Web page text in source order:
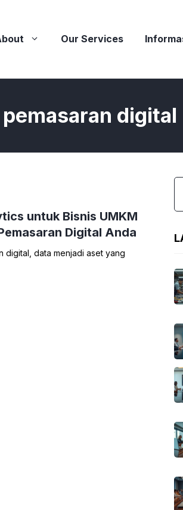
Our Services
digital
untuk Bisnis UMKM
Digital Anda
digital, data menjadi aset yang